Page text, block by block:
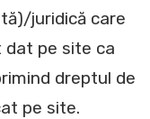
juridică care
dat pe site ca
dreptul de
pe site.